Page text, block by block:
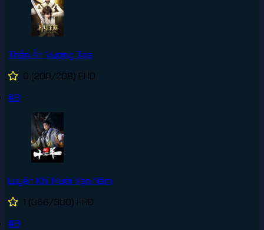
Thần Ấn Vương Tọa
0 (208/208) FHD
#8
Luyện Khí Mười Vạn Năm
1 (366/380) FHD
#9